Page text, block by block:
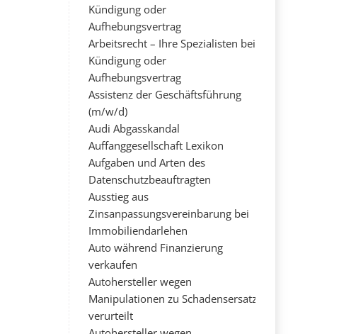
Kündigung oder
Aufhebungsvertrag
Arbeitsrecht – Ihre Spezialisten bei
Kündigung oder
Aufhebungsvertrag
Assistenz der Geschäftsführung
(m/w/d)
Audi Abgasskandal
Auffanggesellschaft Lexikon
Aufgaben und Arten des
Datenschutzbeauftragten
Ausstieg aus
Zinsanpassungsvereinbarung bei
Immobiliendarlehen
Auto während Finanzierung
verkaufen
Autohersteller wegen
Manipulationen zu Schadensersatz
verurteilt